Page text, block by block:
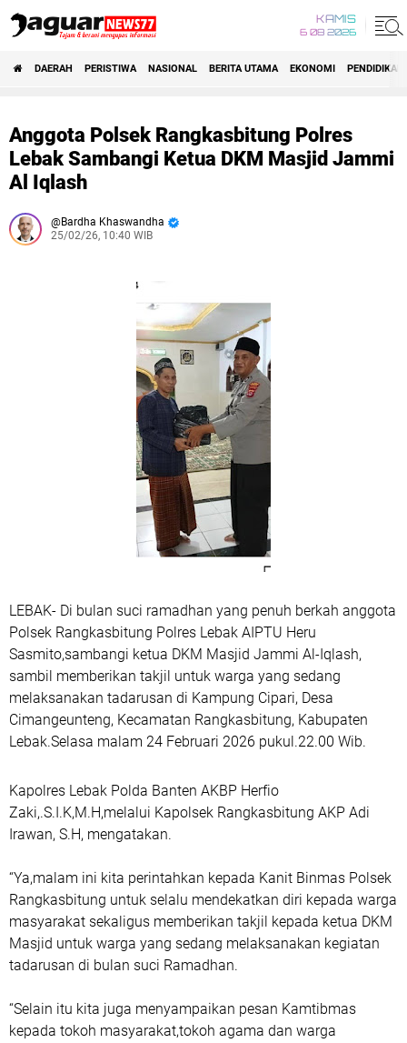
KAMIS
6 08 2026
DAERAH PERISTIWA NASIONAL BERITA UTAMA EKONOMI PENDIDIKAN
Anggota Polsek Rangkasbitung Polres
Lebak Sambangi Ketua DKM Masjid Jammi
Al Iqlash
Bardha Khaswandha
25/02/26, 10:40 WIB
LEBAK- Di bulan suci ramadhan yang penuh berkah anggota
Polsek Rangkasbitung Polres Lebak AIPTU Heru
Sasmito,sambangi ketua DKM Masjid Jammi Al-Iqlash,
sambil memberikan takjil untuk warga yang sedang
melaksanakan tadarusan di Kampung Cipari, Desa
Cimangeunteng, Kecamatan Rangkasbitung, Kabupaten
Lebak.Selasa malam 24 Februari 2026 pukul.22.00 Wib.
Kapolres Lebak Polda Banten AKBP Herfio
Zaki,.S.I.K,M.H,melalui Kapolsek Rangkasbitung AKP Adi
Irawan, S.H, mengatakan.
“Ya,malam ini kita perintahkan kepada Kanit Binmas Polsek
Rangkasbitung untuk selalu mendekatkan diri kepada warga
masyarakat sekaligus memberikan takjil kepada ketua DKM
Masjid untuk warga yang sedang melaksanakan kegiatan
tadarusan di bulan suci Ramadhan.
“Selain itu kita juga menyampaikan pesan Kamtibmas
kepada tokoh masyarakat,tokoh agama dan warga